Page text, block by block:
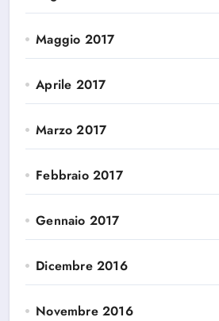
Maggio 2017
Aprile 2017
Marzo 2017
Febbraio 2017
Gennaio 2017
Dicembre 2016
Novembre 2016